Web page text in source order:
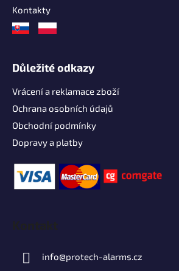
Kontakty
Důležité odkazy
Vrácení a reklamace zboží
Ochrana osobních údajů
Obchodní podmínky
Dopravy a platby
Kontakt
info@protech-alarms.cz